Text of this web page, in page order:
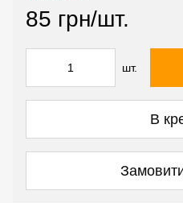
85 грн/шт.
шт.
В